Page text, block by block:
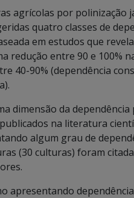
agrícolas por polinização
quatro classes de
em estudos que
redução entre 90 e 100%
40-90% (dependência
dimensão da
na literatura
algum grau de
(30 culturas) foram
apresentando